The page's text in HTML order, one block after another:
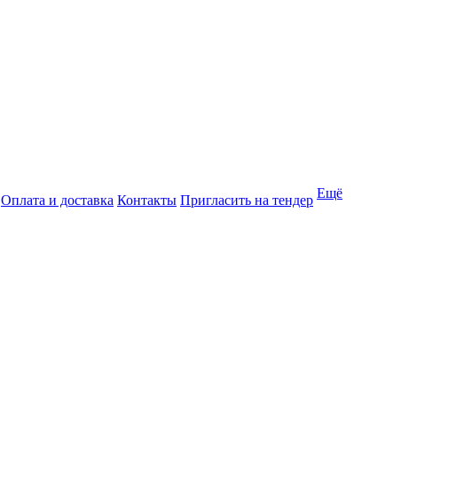
Оплата и доставка Контакты Пригласить на тендер Ещё